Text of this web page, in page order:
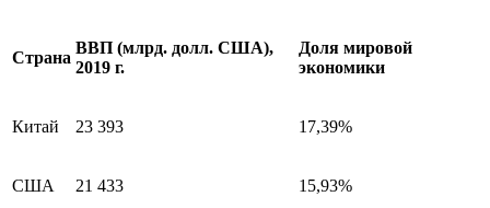
Страна
ВВП (млрд. долл. США),
2019 г.
Доля мировой
экономики
Китай 23 393 17,39%
США 21 433 15,93%